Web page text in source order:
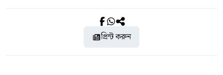
প্রিন্ট করুন